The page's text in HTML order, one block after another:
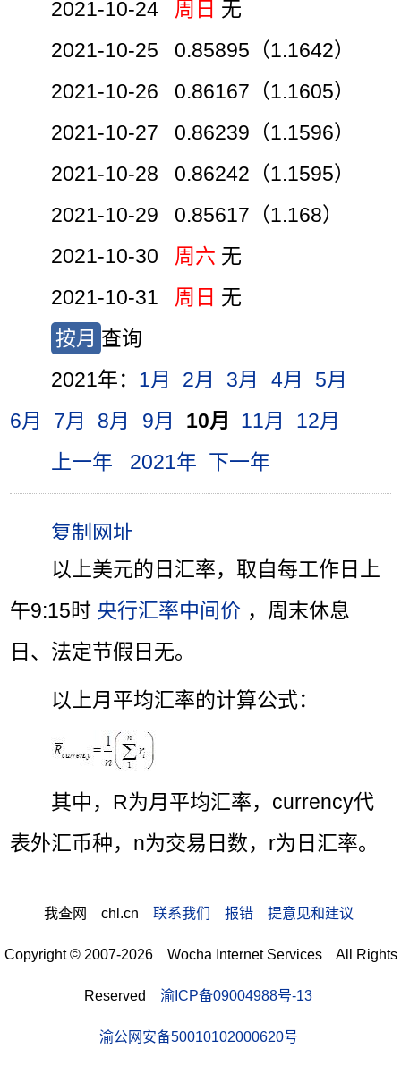
2021-10-24 周日 无
2021-10-25 0.85895（1.1642）
2021-10-26 0.86167（1.1605）
2021-10-27 0.86239（1.1596）
2021-10-28 0.86242（1.1595）
2021-10-29 0.85617（1.168）
2021-10-30 周六 无
2021-10-31 周日 无
按月 查询
2021年： 1月 2月 3月 4月
5月
6月
7月 8月 9月 10月 11月
12月
上一年
2021年 下一年
以上美元的日汇率，取自每工作日上
午9:15时 央行汇率中间价 ，周末休息
日、法定节假日无。
以上月平均汇率的计算公式：
其中，R为月平均汇率，currency代
表外汇币种，n为交易日数，r为日汇率。
我查网 chl.cn 联系我们 报错 提意见和建议
Copyright © 2007-2026 Wocha Internet Services All Rights
Reserved 渝ICP备09004988号-13
渝公网安备50010102000620号